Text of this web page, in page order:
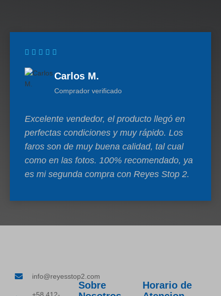
Carlos M.
Comprador verificado
Excelente vendedor, el producto llegó en
perfectas condiciones y muy rápido. Los
faros son de muy buena calidad, tal cual
como en las fotos. 100% recomendado, ya
es mi segunda compra con Reyes Stop 2.
info@reyesstop2.com
Sobre
Horario de